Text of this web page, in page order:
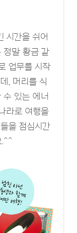
시간을 쉬어
정말 황금 같
업무를 시작
, 머리를 식
수 있는 에너
라로 여행을
을 점심시간
.^^